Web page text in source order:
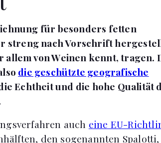
für besonders fetten
streng nach Vorschrift
allem von Weinen kennt, tragen.
die geschützte geografische
Echtheit und die hohe Qualität
auch eine EU-
den sogenannten